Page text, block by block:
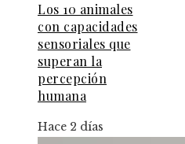
Los 10 animales
con capacidades
sensoriales que
superan la
percepción
humana
Hace 2 días